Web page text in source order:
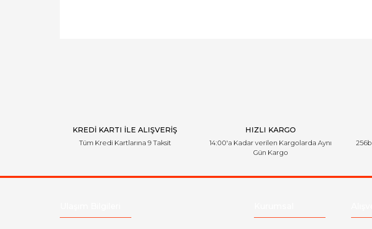
KREDİ KARTI İLE ALIŞVERİŞ
Tüm Kredi Kartlarına 9 Taksit
HIZLI KARGO
14:00'a Kadar verilen Kargolarda Aynı
Gün Kargo